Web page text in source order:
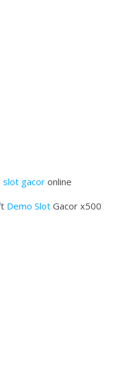
slot gacor online
Demo Slot Gacor x500